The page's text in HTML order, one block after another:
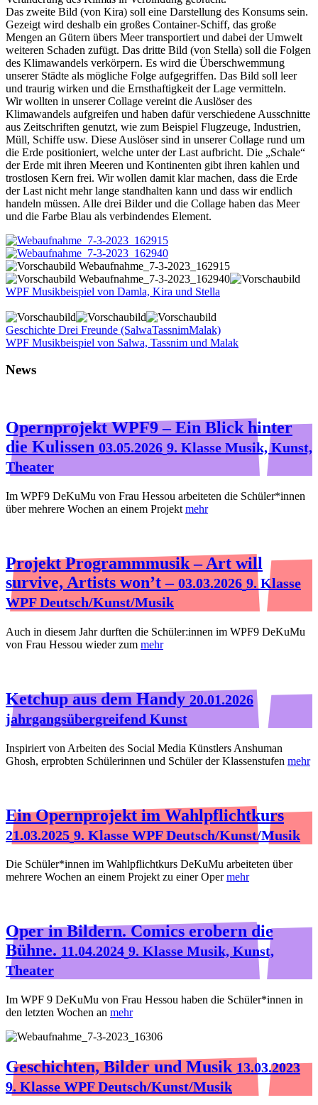
Das zweite Bild (von Kira) soll eine Darstellung des Konsums sein.
Gezeigt wird deshalb ein großes Container-Schiff, das große
Mengen an Gütern übers Meer transportiert und dabei der Umwelt
weiteren Schaden zufügt. Das dritte Bild (von Stella) soll die Folgen
des Klimawandels verkörpern. Es wird die Überschwemmung
unserer Städte als mögliche Folge aufgegriffen. Das Bild soll leer
und traurig wirken und die Ernsthaftigkeit der Lage vermitteln.
Wir wollten in unserer Collage vereint die Auslöser des
Klimawandels aufgreifen und haben dafür verschiedene Ausschnitte
aus Zeitschriften genutzt, wie zum Beispiel Flugzeuge, Industrien,
Müll, Schiffe usw. Diese Auslöser sind in unserer Collage rund um
die Erde positioniert, welche unter der Last aufbricht. Die „Schale“
der Erde mit ihren Meeren und Kontinenten gibt ihren kahlen und
trostlosen Kern frei. Wir wollen damit klar machen, dass die Erde
der Last nicht mehr lange standhalten kann und dass wir endlich
handeln müssen. Alle drei Bilder und die Collage haben das Meer
und die Farbe Blau als verbindendes Element.
WPF Musikbeispiel von Damla, Kira und Stella
Geschichte Drei Freunde (SalwaTassnimMalak)
WPF Musikbeispiel von Salwa, Tassnim und Malak
News
Opernprojekt WPF9 – Ein Blick hinter
die Kulissen 03.05.2026 9. Klasse Musik, Kunst,
Theater
Im WPF9 DeKuMu von Frau Hessou arbeiteten die Schüler*innen
über mehrere Wochen an einem Projekt mehr
Projekt Programmmusik – Art will
survive, Artists won’t – 03.03.2026 9. Klasse
WPF Deutsch/Kunst/Musik
Auch in diesem Jahr durften die Schüler:innen im WPF9 DeKuMu
von Frau Hessou wieder zum mehr
Ketchup aus dem Handy 20.01.2026
jahrgangsübergreifend Kunst
Inspiriert von Arbeiten des Social Media Künstlers Anshuman
Ghosh, erprobten Schülerinnen und Schüler der Klassenstufen mehr
Ein Opernprojekt im Wahlpflichtkurs
21.03.2025 9. Klasse WPF Deutsch/Kunst/Musik
Die Schüler*innen im Wahlpflichtkurs DeKuMu arbeiteten über
mehrere Wochen an einem Projekt zu einer Opermehr
Oper in Bildern. Comics erobern die
Bühne. 11.04.2024 9. Klasse Musik, Kunst,
Theater
Im WPF 9 DeKuMu von Frau Hessou haben die Schüler*innen in
den letzten Wochen an mehr
Geschichten, Bilder und Musik 13.03.2023
9. Klasse WPF Deutsch/Kunst/Musik